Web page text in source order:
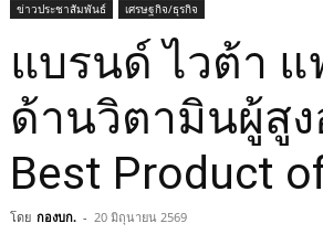
ข่าวประชาสัมพันธ์ เศรษฐกิจ/ธุรกิจ
แบรนด์ ไวต้า แ
ด้านวิตามินผู้สูง
Best Product
โดย กองบก. - 20 มิถุนายน 2569